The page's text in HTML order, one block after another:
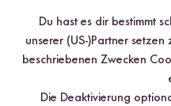
Jetzt
Du hast es dir bestimmt
unserer (US-)Partner
beschriebenen Zwecken
Die Deaktivierung